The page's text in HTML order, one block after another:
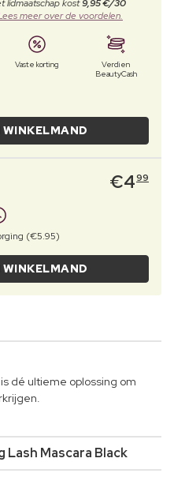
lidmaatschap kost9,95 €/30
meer over de voordelen.
Vaste korting
Verdien
BeautyCash
€499
(€5.95)
dé ultieme oplossing om
Lash Mascara Black